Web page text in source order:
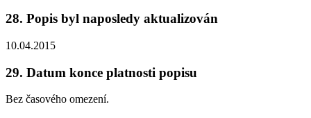
28. Popis byl naposledy aktualizován
10.04.2015
29. Datum konce platnosti popisu
Bez časového omezení.